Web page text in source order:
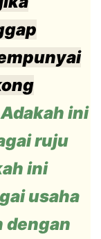
ini
ruju
ini
usaha
dengan